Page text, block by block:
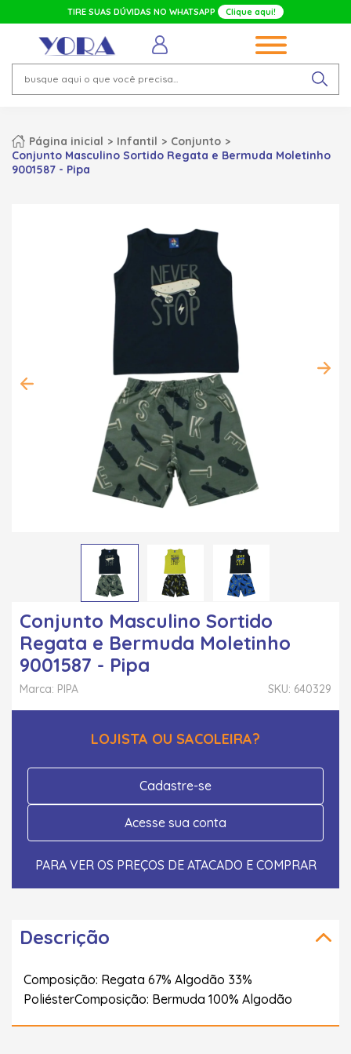
TIRE SUAS DÚVIDAS NO WHATSAPP Clique aqui!
Página inicial Infantil
Conjunto
Conjunto Masculino Sortido Regata e Bermuda Moletinho
9001587 - Pipa
Conjunto Masculino Sortido
Regata e Bermuda Moletinho
9001587 - Pipa
SKU: 640329
Marca: PIPA
LOJISTA OU SACOLEIRA?
Cadastre-se
Acesse sua conta
PARA VER OS PREÇOS DE ATACADO E COMPRAR
Descrição
Composição: Regata 67% Algodão 33%
PoliésterComposição: Bermuda 100% Algodão